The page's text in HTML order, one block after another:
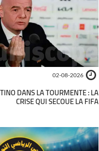
02-08-2026
DANS LA TOURMENTE : LA
CRISE QUI SECOUE LA FIFA